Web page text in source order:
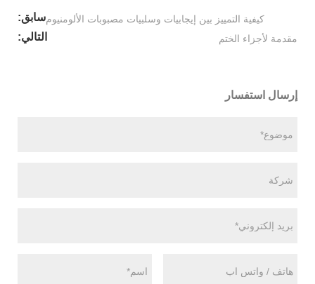
سابق:كيفية التمييز بين إيجابيات وسلبيات مصبوبات الألومنيوم
التالي: مقدمة لأجزاء الختم
إرسال استفسار